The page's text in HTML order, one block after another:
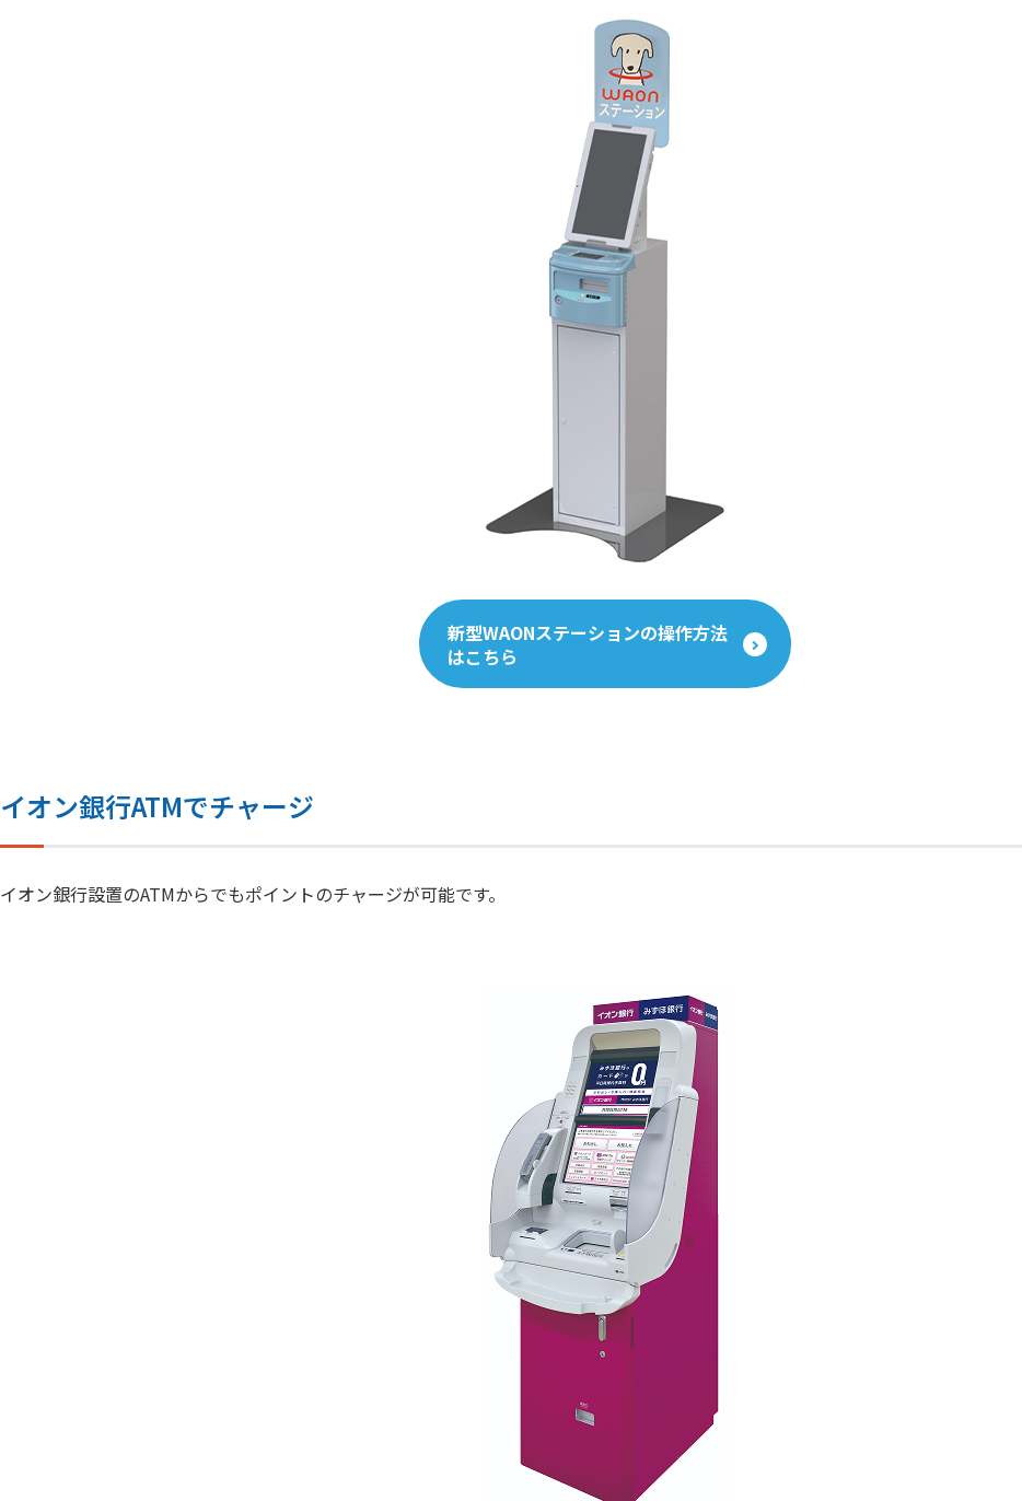
新型WAONステーションの操作方法
はこちら
イオン銀行ATMでチャージ
イオン銀行設置のATMからでもポイントのチャージが可能です。